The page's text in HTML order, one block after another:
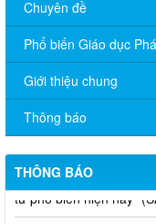
Chuyên đề
Phổ biến Giáo dục
Giới thiệu chung
Thông báo
THÔNG BÁO
V/v đề nghị báo cáo
và hoạt động mua bán
2).
Thông báo bán thanh
Thông báo lựa chọn
huấn kinh doanh
tử phổ biến hiện nay”
Thông báo điều chỉnh